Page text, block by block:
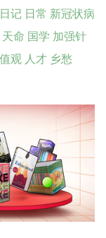
日记 日常 新冠状病
天命 国学 加强针
观人才乡愁